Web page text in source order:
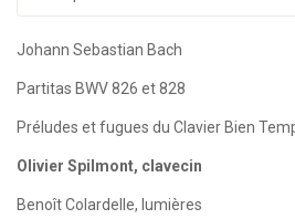
Johann Sebastian Bach
Partitas BWV 826 et 828
Préludes et fugues du Clavier Bien
Olivier Spilmont, clavecin
Benoît Colardelle, lumières